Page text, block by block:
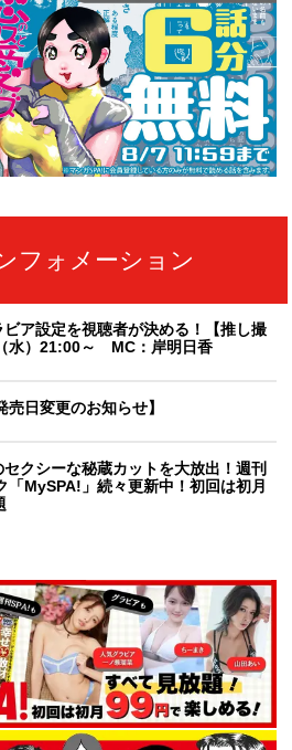
フォメーション
ビア設定を視聴者が決める！【推し撮
水）21:00～ MC：岸明日香
日変更のお知らせ】
セクシーな秘蔵カットを大放出！週刊
「MySPA!」続々更新中！初回は初月